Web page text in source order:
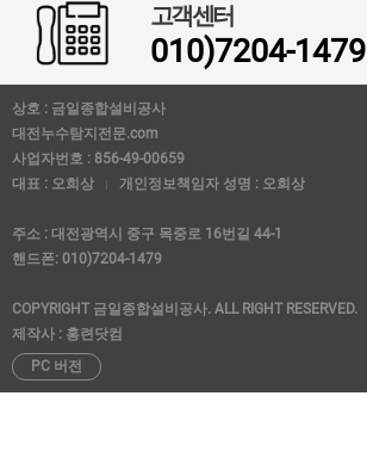
고객센터
010)7204-1479
상호 : 금일종합설비공사
대전누수탐지전문.com
사업자번호 : 856-49-00659
대표 : 오희상
개인정보책임자 성명 : 오희상
주소 : 대전광역시 중구 목중로 16번길 44-1
핸드폰: 010)7204-1479
COPYRIGHT 금일종합설비공사. ALL RIGHT RESERVED.
제작사 : 홍련닷컴
PC 버전